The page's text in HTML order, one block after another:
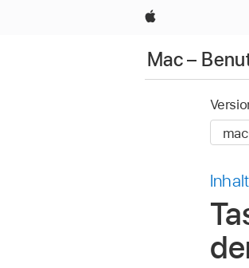
Apple
Mac –